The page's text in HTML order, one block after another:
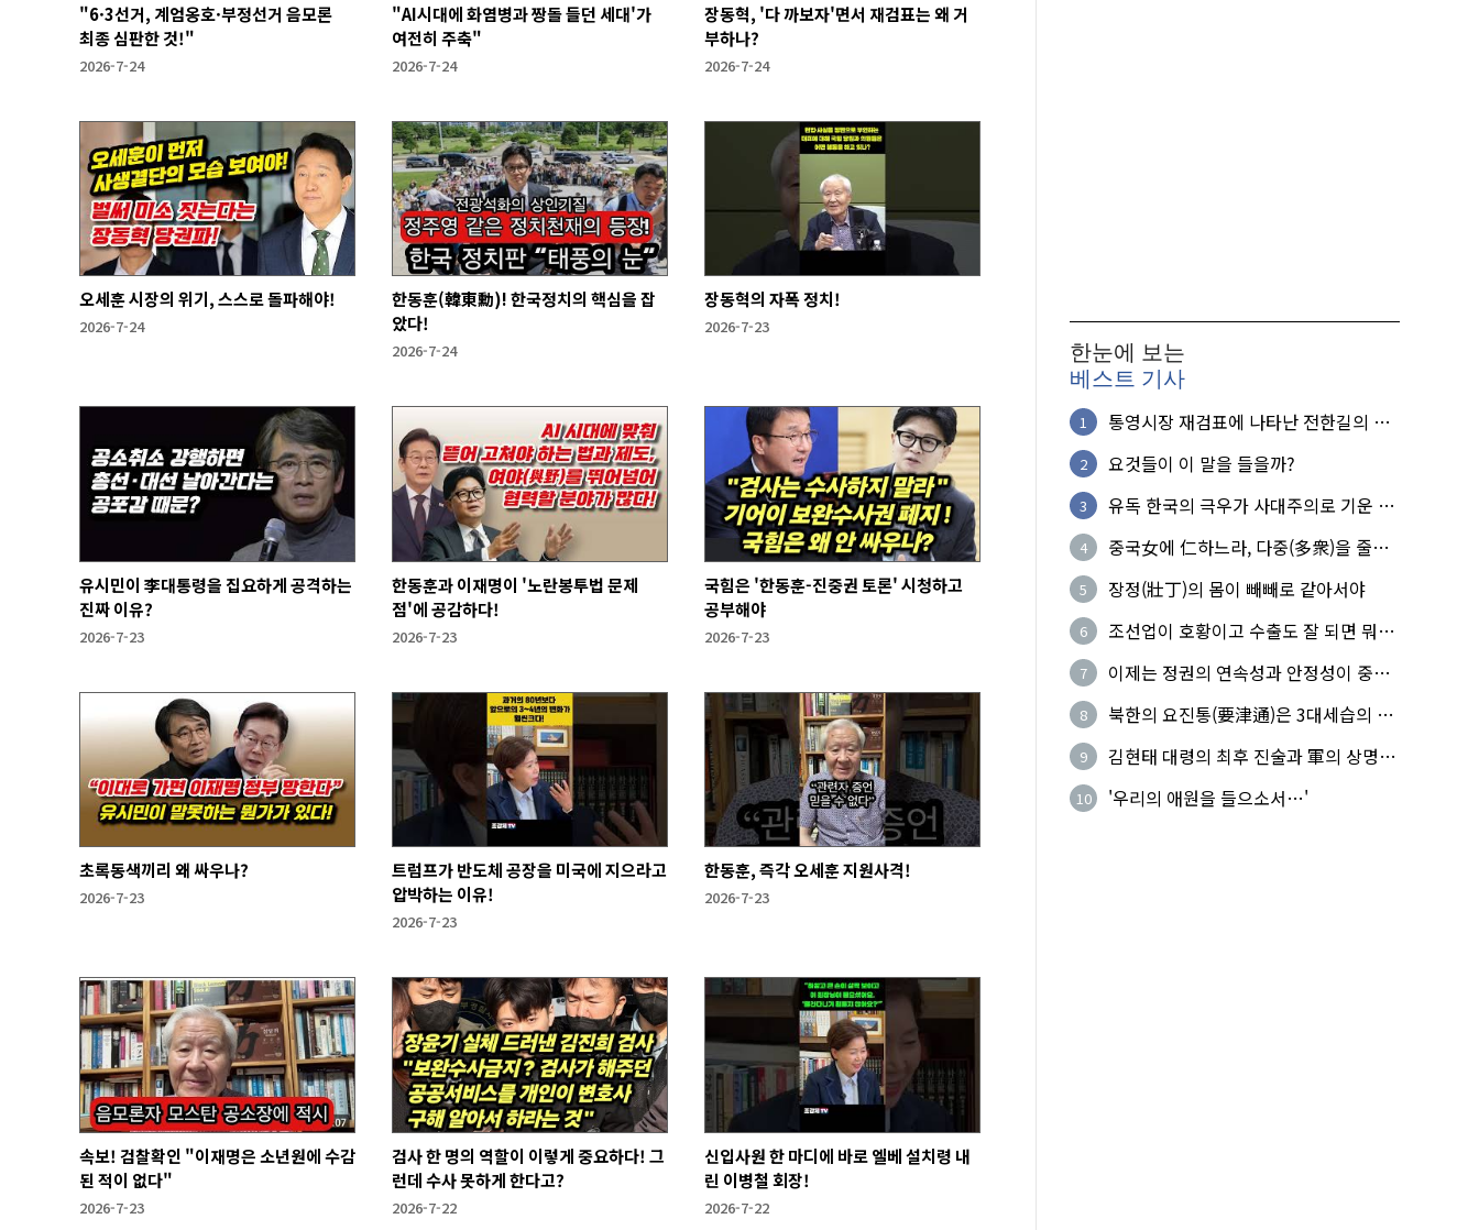
"6·3선거, 계엄옹호·부정선거 음모론
최종 심판한 것!"
2026-7-24
"AI시대에 화염병과 짱돌 들던 세대'가
여전히 주축"
2026-7-24
장동혁, '다 까보자'면서 재검표는 왜 거
부하나?
2026-7-24
오세훈 시장의 위기, 스스로 돌파해야!
2026-7-24
한동훈(韓東勳)! 한국정치의 핵심을 잡
았다!
2026-7-24
장동혁의 자폭 정치!
2026-7-23
유시민이 李대통령을 집요하게 공격하는
진짜 이유?
2026-7-23
한동훈과 이재명이 '노란봉투법 문제
점'에 공감하다!
2026-7-23
국힘은 '한동훈-진중권 토론' 시청하고
공부해야
2026-7-23
초록동색끼리 왜 싸우나?
2026-7-23
트럼프가 반도체 공장을 미국에 지으라고
압박하는 이유!
2026-7-23
한동훈, 즉각 오세훈 지원사격!
2026-7-23
속보! 검찰확인 "이재명은 소년원에 수감
된 적이 없다"
2026-7-23
검사 한 명의 역할이 이렇게 중요하다! 그
런데 수사 못하게 한다고?
2026-7-22
신입사원 한 마디에 바로 엘베 설치령 내
린 이병철 회장!
2026-7-22
한눈에 보는
베스트 기사
1
통영시장 재검표에 나타난 전한길의 무
2 요것들이 이 말을 들을까?
3
유독 한국의 극우가 사대주의로 기운 이
4
중국女에 仁하느라, 다중(多衆)을 줄세
5 장정(壯丁)의 몸이 빼빼로 같아서야
6
조선업이 호황이고 수출도 잘 되면 뭐하
7
이제는 정권의 연속성과 안정성이 중요
8
북한의 요진통(要津通)은 3대세습의 사
9
김현태 대령의 최후 진술과 軍의 상명하
10 '우리의 애원을 들으소서…'